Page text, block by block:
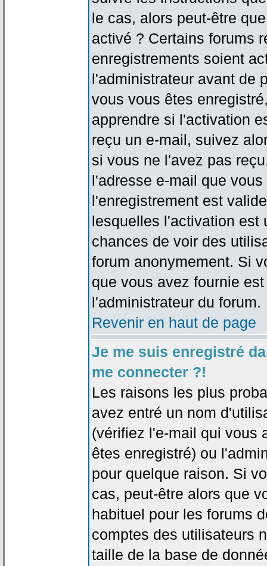
le cas, alors peut-être
activé ? Certains forums
enregistrements soient
l'administrateur avant de
vous vous êtes
apprendre si l'activation
reçu un e-mail, suivez
si vous ne l'avez pas
l'adresse e-mail que
l'enregistrement est
lesquelles l'activation est
chances de voir des
forum anonymement. Si
que vous avez fournie
l'administrateur du forum.
Revenir en haut de page
Je me suis enregistré
me connecter ?!
Les raisons les plus
avez entré un nom
(vérifiez l'e-mail qui vous
êtes enregistré) ou
pour quelque raison. Si
cas, peut-être alors que
habituel pour les forums
comptes des utilisateurs
taille de la base de